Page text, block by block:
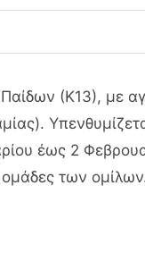
(Κ13), με
έως 2
ομάδες των